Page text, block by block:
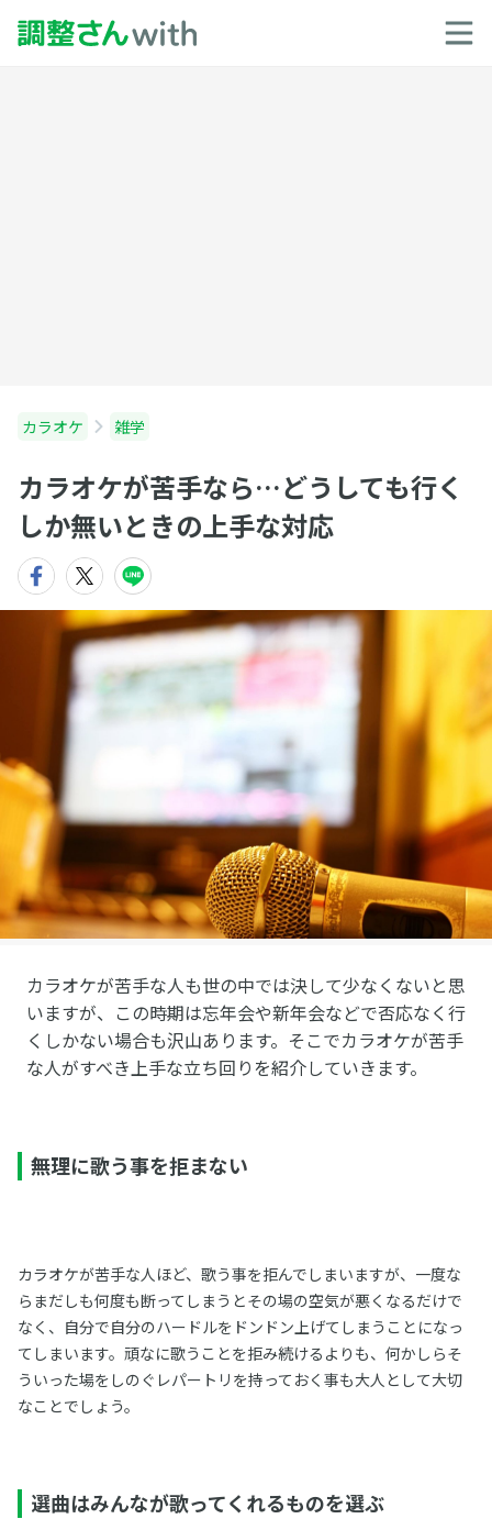
カラオケ 雑学
カラオケが苦手なら…どうしても行く
しか無いときの上手な対応
カラオケが苦手な人も世の中では決して少なくないと思
いますが、この時期は忘年会や新年会などで否応なく行
くしかない場合も沢山あります。そこでカラオケが苦手
な人がすべき上手な立ち回りを紹介していきます。
無理に歌う事を拒まない
カラオケが苦手な人ほど、歌う事を拒んでしまいますが、一度な
らまだしも何度も断ってしまうとその場の空気が悪くなるだけで
なく、自分で自分のハードルをドンドン上げてしまうことになっ
てしまいます。頑なに歌うことを拒み続けるよりも、何かしらそ
ういった場をしのぐレパートリを持っておく事も大人として大切
なことでしょう。
選曲はみんなが歌ってくれるものを選ぶ